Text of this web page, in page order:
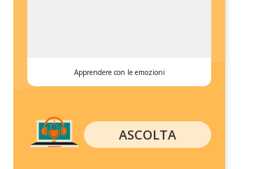
Apprendere con le emozioni
ASCOLTA